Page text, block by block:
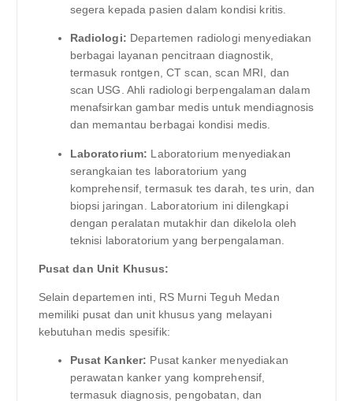
segera kepada pasien dalam kondisi kritis.
Radiologi: Departemen radiologi menyediakan
berbagai layanan pencitraan diagnostik,
termasuk rontgen, CT scan, scan MRI, dan
scan USG. Ahli radiologi berpengalaman dalam
menafsirkan gambar medis untuk mendiagnosis
dan memantau berbagai kondisi medis.
Laboratorium: Laboratorium menyediakan
serangkaian tes laboratorium yang
komprehensif, termasuk tes darah, tes urin, dan
biopsi jaringan. Laboratorium ini dilengkapi
dengan peralatan mutakhir dan dikelola oleh
teknisi laboratorium yang berpengalaman.
Pusat dan Unit Khusus:
Selain departemen inti, RS Murni Teguh Medan
memiliki pusat dan unit khusus yang melayani
kebutuhan medis spesifik:
Pusat Kanker: Pusat kanker menyediakan
perawatan kanker yang komprehensif,
termasuk diagnosis, pengobatan, dan